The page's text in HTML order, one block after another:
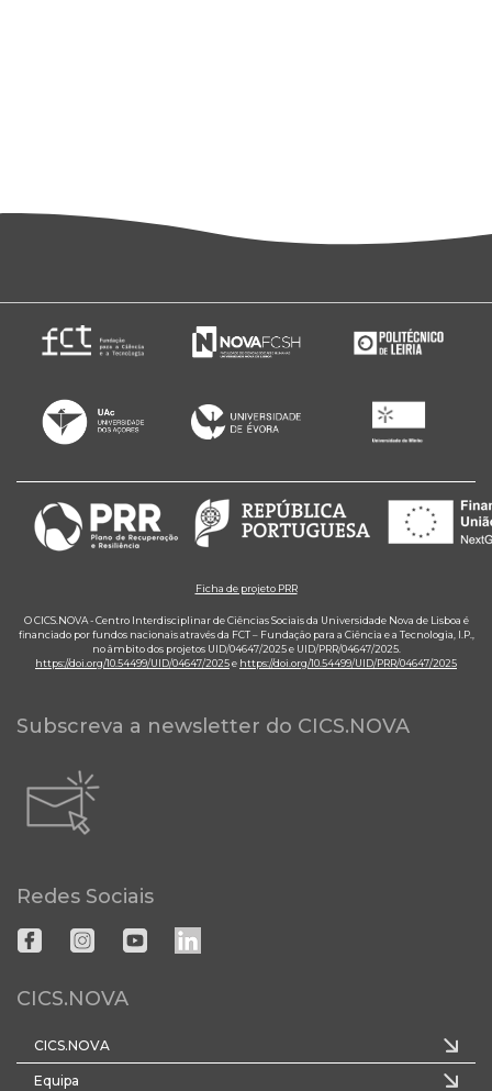
Ficha de projeto PRR
O CICS.NOVA - Centro Interdisciplinar de Ciências Sociais da Universidade Nova de Lisboa é
financiado por fundos nacionais através da FCT – Fundação para a Ciência e a Tecnologia, I.P.,
no âmbito dos projetos UID/04647/2025 e UID/PRR/04647/2025.
https://doi.org/10.54499/UID/04647/2025e https://doi.org/10.54499/UID/PRR/04647/2025
Subscreva a newsletter do CICS.NOVA
Redes Sociais
CICS.NOVA
CICS.NOVA
Equipa